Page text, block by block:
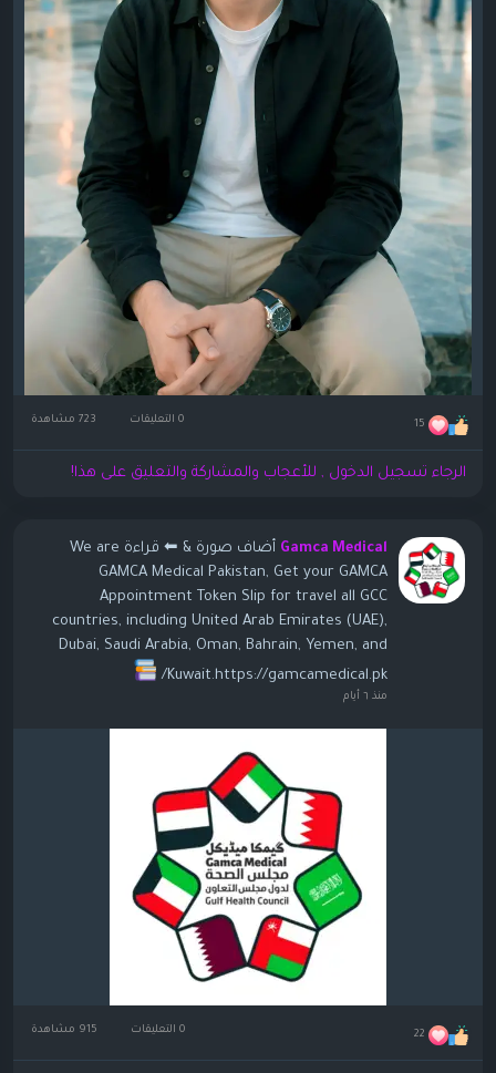
15 0 التعليقات
الرجاء تسجيل الدخول , للأعجاب والمشاركة والتعليق على هذا!
Gamca Medical أضاف صورة
& ⬅ قراءة We are
GAMCA Medical Pakistan, Get your GAMCA
Appointment Token Slip for travel all GCC
countries, including United Arab Emirates (UAE),
Dubai, Saudi Arabia, Oman, Bahrain, Yemen, and
Kuwait.https://gamcamedical.pk/
منذ ٦ أيام
22 0 التعليقات